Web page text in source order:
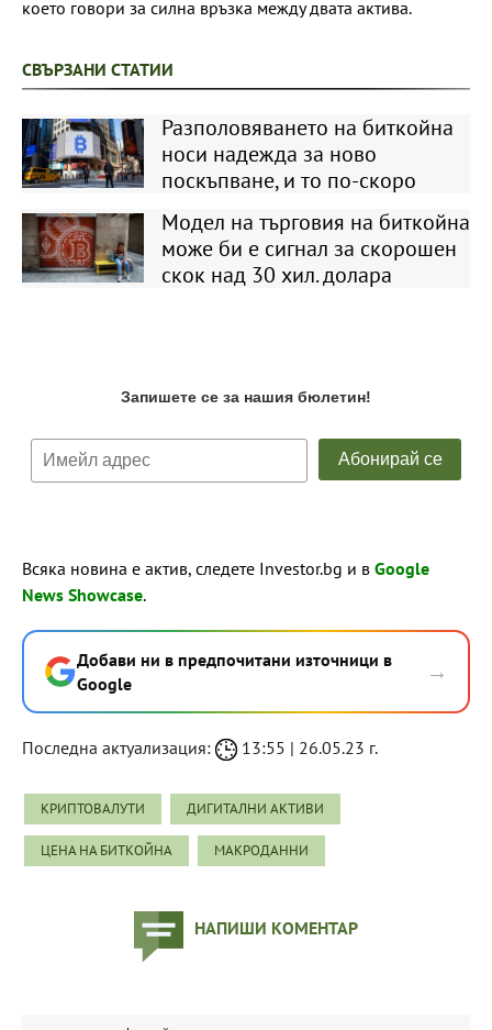
което говори за силна връзка между двата актива.
СВЪРЗАНИ СТАТИИ
Разполовяването на биткойна
носи надежда за ново
поскъпване, и то по-скоро
Модел на търговия на биткойна
може би е сигнал за скорошен
скок над 30 хил. долара
Всяка новина е актив, следете Investor.bg и в Google
News Showcase.
Добави ни в предпочитани източници в
Google
→
Последна актуализация: 13:55 | 26.05.23 г.
КРИПТОВАЛУТИ ДИГИТАЛНИ АКТИВИ
ЦЕНА НА БИТКОЙНА МАКРОДАННИ
НАПИШИ КОМЕНТАР